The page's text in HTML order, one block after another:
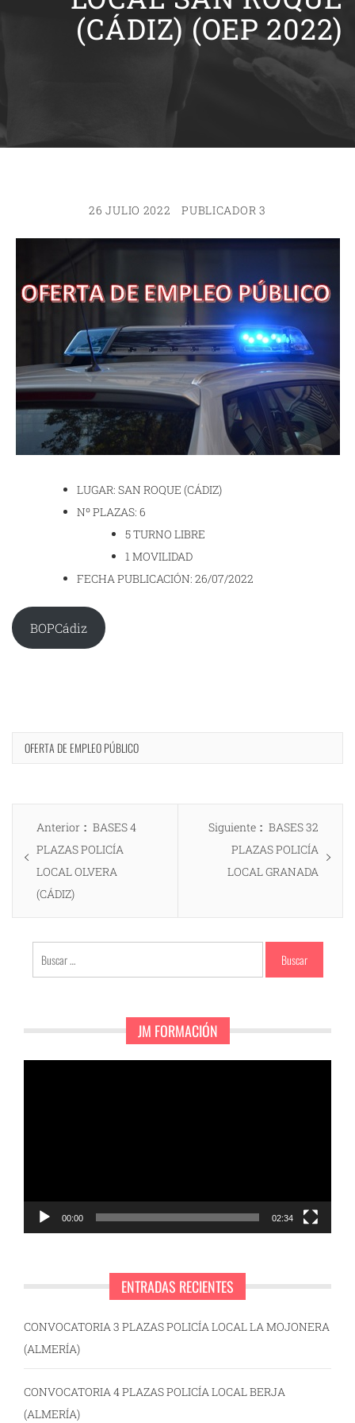
(CÁDIZ) (OEP 2022)
26 JULIO 2022 PUBLICADOR 3
LUGAR: SAN ROQUE (CÁDIZ)
Nº PLAZAS: 6
5 TURNO LIBRE
1 MOVILIDAD
FECHA PUBLICACIÓN: 26/07/2022
BOPCádiz
OFERTA DE EMPLEO PÚBLICO
Navegación
entradas
Anterior
Entrada
anterior:
BASES 4
PLAZAS POLICÍA
LOCAL OLVERA
(CÁDIZ)
Siguiente
Entrada
siguiente:
BASES 32
PLAZAS POLICÍA
LOCAL GRANADA
Buscar:
JM FORMACIÓN
00:00 02:34
ENTRADAS RECIENTES
CONVOCATORIA 3 PLAZAS POLICÍA LOCAL LA MOJONERA
(ALMERÍA)
CONVOCATORIA 4 PLAZAS POLICÍA LOCAL BERJA
(ALMERÍA)